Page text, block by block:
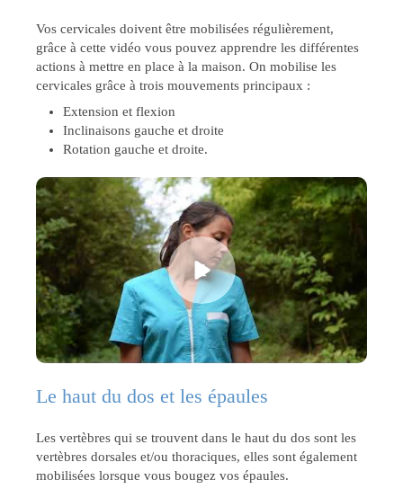
Vos cervicales doivent être mobilisées régulièrement,
grâce à cette vidéo vous pouvez apprendre les différentes
actions à mettre en place à la maison. On mobilise les
cervicales grâce à trois mouvements principaux :
Extension et flexion
Inclinaisons gauche et droite
Rotation gauche et droite.
Le haut du dos et les épaules
Les vertèbres qui se trouvent dans le haut du dos sont les
vertèbres dorsales et/ou thoraciques, elles sont également
mobilisées lorsque vous bougez vos épaules.